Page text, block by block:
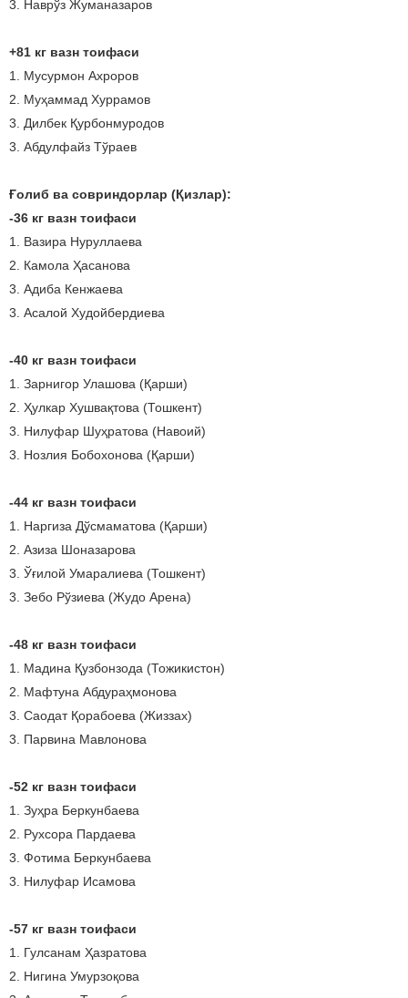
3. Наврўз Жуманазаров
+81 кг вазн тоифаси
1. Мусурмон Ахроров
2. Муҳаммад Хуррамов
3. Дилбек Қурбонмуродов
3. Абдулфайз Тўраев
Ғолиб ва совриндорлар (Қизлар):
-36 кг вазн тоифаси
1. Вазира Нуруллаева
2. Камола Ҳасанова
3. Адиба Кенжаева
3. Асалой Худойбердиева
-40 кг вазн тоифаси
1. Зарнигор Улашова (Қарши)
2. Ҳулкар Хушвақтова (Тошкент)
3. Нилуфар Шуҳратова (Навоий)
3. Нозлия Бобохонова (Қарши)
-44 кг вазн тоифаси
1. Наргиза Дўсмаматова (Қарши)
2. Азиза Шоназарова
3. Ўғилой Умаралиева (Тошкент)
3. Зебо Рўзиева (Жудо Арена)
-48 кг вазн тоифаси
1. Мадина Қузбонзода (Тожикистон)
2. Мафтуна Абдураҳмонова
3. Саодат Қорабоева (Жиззах)
3. Парвина Мавлонова
-52 кг вазн тоифаси
1. Зуҳра Беркунбаева
2. Рухсора Пардаева
3. Фотима Беркунбаева
3. Нилуфар Исамова
-57 кг вазн тоифаси
1. Гулсанам Ҳазратова
2. Нигина Умурзоқова